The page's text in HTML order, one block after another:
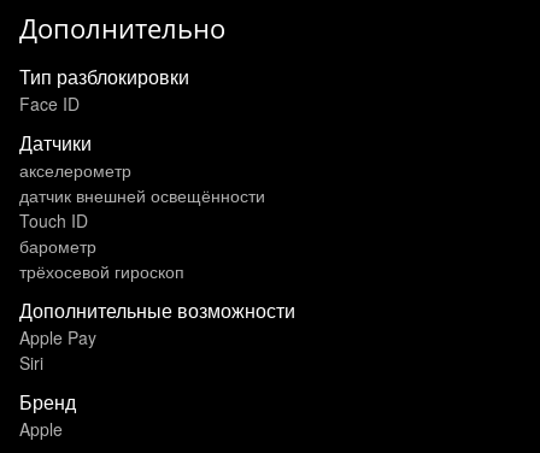
Дополнительно
Тип разблокировки
Face ID
Датчики
акселерометр
датчик внешней освещённости
Touch ID
барометр
трёхосевой гироскоп
Дополнительные возможности
Apple Pay
Siri
Бренд
Apple